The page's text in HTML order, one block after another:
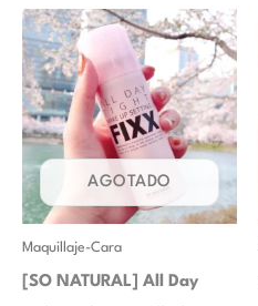
AGOTADO
Maquillaje-Cara
[SO NATURAL] All Day